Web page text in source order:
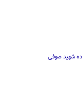
شهید صوفی